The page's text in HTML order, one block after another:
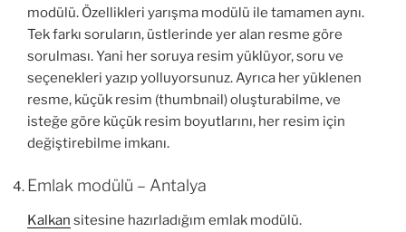
modülü. Özellikleri yarışma modülü ile tamamen aynı.
Tek farkı soruların, üstlerinde yer alan resme göre
sorulması. Yani her soruya resim yüklüyor, soru ve
seçenekleri yazıp yolluyorsunuz. Ayrıca her yüklenen
resme, küçük resim (thumbnail) oluşturabilme, ve
isteğe göre küçük resim boyutlarını, her resim için
değiştirebilme imkanı.
Emlak modülü – Antalya
Kalkan sitesine hazırladığım emlak modülü.